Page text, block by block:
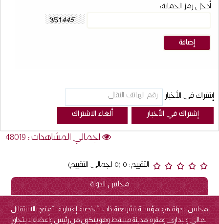
أدخل رمز الحماية:
إشتراك في الأخبار
اجمالي المشاهدات : 48019
التقييم: 0 (0 اجمالي التقييم)
مجلس الدولة
مجلس الدولة هو مؤسسة تشريعية ذات شخصية إعتبارية يتمتع بالاستقلال